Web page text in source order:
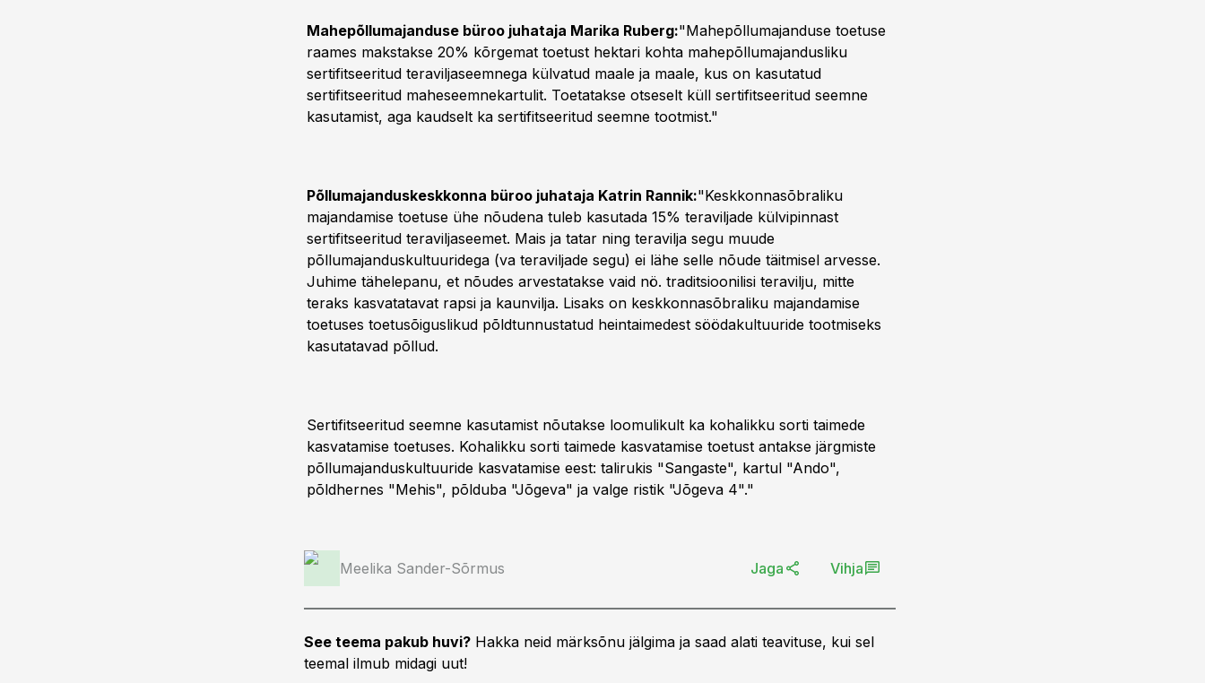
Mahepõllumajanduse büroo juhataja Marika Ruberg:"Mahepõllumajanduse toetuse
raames makstakse 20% kõrgemat toetust hektari kohta mahepõllumajandusliku
sertifitseeritud teraviljaseemnega külvatud maale ja maale, kus on kasutatud
sertifitseeritud maheseemnekartulit. Toetatakse otseselt küll sertifitseeritud seemne
kasutamist, aga kaudselt ka sertifitseeritud seemne tootmist."
Põllumajanduskeskkonna büroo juhataja Katrin Rannik:"Keskkonnasõbraliku
majandamise toetuse ühe nõudena tuleb kasutada 15% teraviljade külvipinnast
sertifitseeritud teraviljaseemet. Mais ja tatar ning teravilja segu muude
põllumajanduskultuuridega (va teraviljade segu) ei lähe selle nõude täitmisel arvesse.
Juhime tähelepanu, et nõudes arvestatakse vaid nö. traditsioonilisi teravilju, mitte
teraks kasvatatavat rapsi ja kaunvilja. Lisaks on keskkonnasõbraliku majandamise
toetuses toetusõiguslikud põldtunnustatud heintaimedest söödakultuuride tootmiseks
kasutatavad põllud.
Sertifitseeritud seemne kasutamist nõutakse loomulikult ka kohalikku sorti taimede
kasvatamise toetuses. Kohalikku sorti taimede kasvatamise toetust antakse järgmiste
põllumajanduskultuuride kasvatamise eest: talirukis "Sangaste", kartul "Ando",
põldhernes "Mehis", põlduba "Jõgeva" ja valge ristik "Jõgeva 4"."
Meelika Sander-Sõrmus Jaga Vihja
See teema pakub huvi? Hakka neid märksõnu jälgima ja saad alati teavituse, kui sel
teemal ilmub midagi uut!